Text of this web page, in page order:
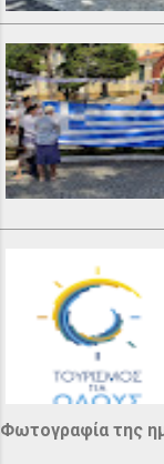
του
με
τις
Φωτογραφία της